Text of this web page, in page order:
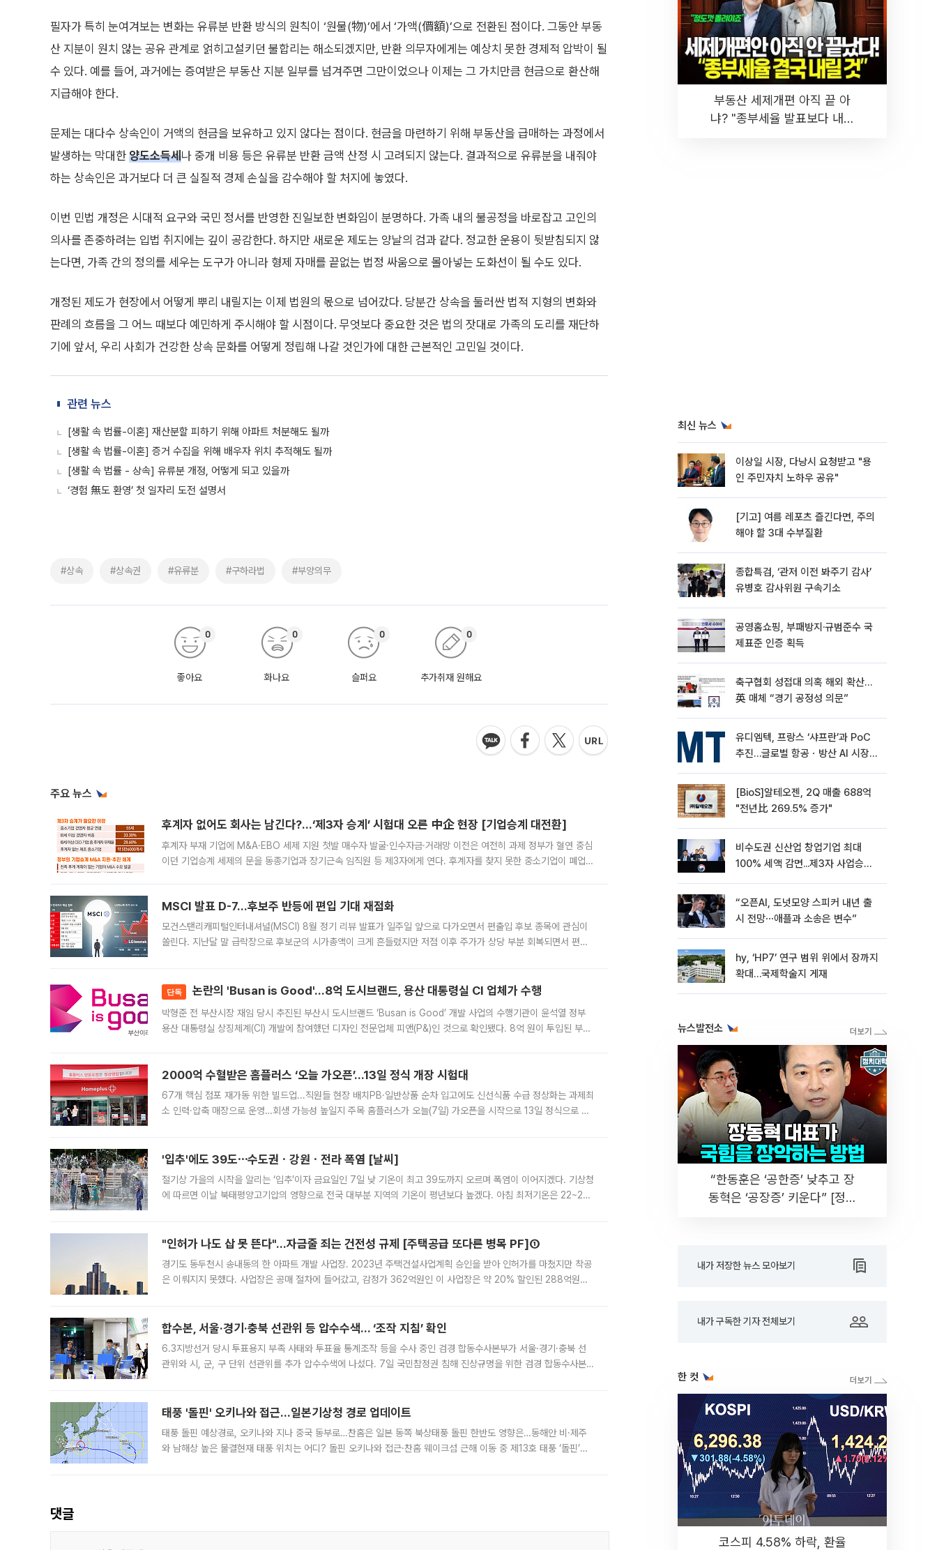
필자가 특히 눈여겨보는 변화는 유류분 반환 방식의 원칙이 ‘원물(物)’에서 ‘가액(價額)’으로 전환된 점이다. 그동안 부동
산 지분이 원치 않는 공유 관계로 얽히고설키던 불합리는 해소되겠지만, 반환 의무자에게는 예상치 못한 경제적 압박이 될
수 있다. 예를 들어, 과거에는 증여받은 부동산 지분 일부를 넘겨주면 그만이었으나 이제는 그 가치만큼 현금으로 환산해
지급해야 한다.
문제는 대다수 상속인이 거액의 현금을 보유하고 있지 않다는 점이다. 현금을 마련하기 위해 부동산을 급매하는 과정에서
발생하는 막대한 양도소득세나 중개 비용 등은 유류분 반환 금액 산정 시 고려되지 않는다. 결과적으로 유류분을 내줘야
하는 상속인은 과거보다 더 큰 실질적 경제 손실을 감수해야 할 처지에 놓였다.
이번 민법 개정은 시대적 요구와 국민 정서를 반영한 진일보한 변화임이 분명하다. 가족 내의 불공정을 바로잡고 고인의
의사를 존중하려는 입법 취지에는 깊이 공감한다. 하지만 새로운 제도는 양날의 검과 같다. 정교한 운용이 뒷받침되지 않
는다면, 가족 간의 정의를 세우는 도구가 아니라 형제 자매를 끝없는 법정 싸움으로 몰아넣는 도화선이 될 수도 있다.
개정된 제도가 현장에서 어떻게 뿌리 내릴지는 이제 법원의 몫으로 넘어갔다. 당분간 상속을 둘러싼 법적 지형의 변화와
판례의 흐름을 그 어느 때보다 예민하게 주시해야 할 시점이다. 무엇보다 중요한 것은 법의 잣대로 가족의 도리를 재단하
기에 앞서, 우리 사회가 건강한 상속 문화를 어떻게 정립해 나갈 것인가에 대한 근본적인 고민일 것이다.
관련 뉴스
[생활 속 법률-이혼] 재산분할 피하기 위해 아파트 처분해도 될까
[생활 속 법률-이혼] 증거 수집을 위해 배우자 위치 추적해도 될까
[생활 속 법률 - 상속] 유류분 개정, 어떻게 되고 있을까
‘경험 無도 환영’ 첫 일자리 도전 설명서
#상속 #상속권 #유류분 #구하라법 #부양의무
좋아요
0
화나요
0
슬퍼요
0
추가취재 원해요
0
주요 뉴스
후계자 없어도 회사는 남긴다?…‘제3자 승계’ 시험대 오른 中企 현장 [기업승계 대전환]
후계자 부재 기업에 M&A·EBO 세제 지원 첫발 매수자 발굴·인수자금·거래망 이전은 여전히 과제 정부가 혈연 중심
이던 기업승계 세제의 문을 동종기업과 장기근속 임직원 등 제3자에게 연다. 후계자를 찾지 못한 중소기업이 폐업
MSCI 발표 D-7…후보주 반등에 편입 기대 재점화
모건스탠리캐피털인터내셔널(MSCI) 8월 정기 리뷰 발표가 일주일 앞으로 다가오면서 편출입 후보 종목에 관심이
쏠린다. 지난달 말 급락장으로 후보군의 시가총액이 크게 흔들렸지만 저점 이후 주가가 상당 부분 회복되면서 편입
단독 논란의 'Busan is Good'…8억 도시브랜드, 용산 대통령실 CI 업체가 수행
박형준 전 부산시장 재임 당시 추진된 부산시 도시브랜드 ‘Busan is Good’ 개발 사업의 수행기관이 윤석열 정부
용산 대통령실 상징체계(CI) 개발에 참여했던 디자인 전문업체 피앤(P&)인 것으로 확인됐다. 8억 원이 투입된 부산
2000억 수혈받은 홈플러스 ‘오늘 가오픈’...13일 정식 개장 시험대
67개 핵심 점포 재가동 위한 빌드업...직원들 현장 배치PB·일반상품 순차 입고에도 신선식품 수급 정상화는 과제최
소 인력·압축 매장으로 운영…회생 가능성 높일지 주목 홈플러스가 오늘(7일) 가오픈을 시작으로 13일 정식으로 재
'입추'에도 39도⋯수도권ㆍ강원ㆍ전라 폭염 [날씨]
절기상 가을의 시작을 알리는 ‘입추’이자 금요일인 7일 낮 기온이 최고 39도까지 오르며 폭염이 이어지겠다. 기상청
에 따르면 이날 북태평양고기압의 영향으로 전국 대부분 지역의 기온이 평년보다 높겠다. 아침 최저기온은 22~27
"인허가 나도 삽 못 뜬다"…자금줄 죄는 건전성 규제 [주택공급 또다른 병목 PF]①
경기도 동두천시 송내동의 한 아파트 개발 사업장. 2023년 주택건설사업계획 승인을 받아 인허가를 마쳤지만 착공
은 이뤄지지 못했다. 사업장은 공매 절차에 들어갔고, 감정가 362억원인 이 사업장은 약 20% 할인된 288억원에
합수본, 서울·경기·충북 선관위 등 압수수색… ‘조작 지침’ 확인
6.3지방선거 당시 투표용지 부족 사태와 투표율 통계조작 등을 수사 중인 검경 합동수사본부가 서울·경기·충북 선
관위와 시, 군, 구 단위 선관위를 추가 압수수색에 나섰다. 7일 국민참정권 침해 진상규명을 위한 검경 합동수사본
태풍 '돌핀' 오키나와 접근…일본기상청 경로 업데이트
태풍 돌핀 예상경로, 오키나와 지나 중국 동부로…찬홈은 일본 동쪽 북상태풍 돌핀 한반도 영향은…동해안 비·제주
와 남해상 높은 물결현재 태풍 위치는 어디? 돌핀 오키나와 접근·찬홈 웨이크섬 근해 이동 중 제13호 태풍 ‘돌핀’이
댓글
부동산 세제개편 아직 끝 아
냐? "종부세율 발표보다 내릴
최신 뉴스
이상일 시장, 다낭시 요청받고 "용
인 주민자치 노하우 공유"
[기고] 여름 레포츠 즐긴다면, 주의
해야 할 3대 수부질환
종합특검, ‘관저 이전 봐주기 감사’
유병호 감사위원 구속기소
공영홈쇼핑, 부패방지·규범준수 국
제표준 인증 획득
축구협회 성접대 의혹 해외 확산…
英 매체 “경기 공정성 의문”
유디엠텍, 프랑스 ‘샤프란’과 PoC
추진…글로벌 항공ㆍ방산 AI 시장
[BioS]알테오젠, 2Q 매출 688억
"전년比 269.5% 증가"
비수도권 신산업 창업기업 최대
100% 세액 감면...제3자 사업승계
“오픈AI, 도넛모양 스피커 내년 출
시 전망⋯애플과 소송은 변수”
hy, ‘HP7’ 연구 범위 위에서 장까지
확대…국제학술지 게재
뉴스발전소
“한동훈은 ‘공한증’ 낮추고 장
동혁은 ‘공장증’ 키운다” [정치
내가 저장한 뉴스 모아보기
내가 구독한 기자 전체보기
한 컷
코스피 4.58% 하락, 환율